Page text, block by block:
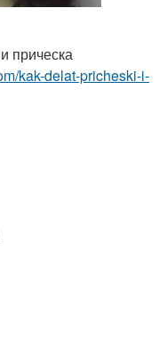
прическа
kak-delat-pricheski-i-